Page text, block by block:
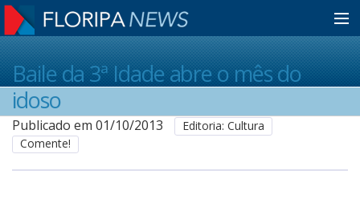
Home
Notícias
Colunistas
Baile da 3ª Idade abre o mês do
idoso
Publicado em 01/10/2013
Editoria: Cultura
Comente!